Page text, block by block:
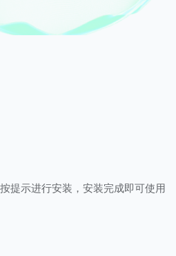
按提示进行安装，安装完成即可使用